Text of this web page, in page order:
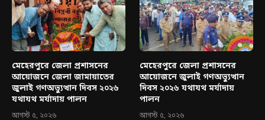
মেহেরপুরে জেলা প্রশাসনের
আয়োজনে জেলা জামায়াতের
জুলাই গণঅভ্যুত্থান দিবস ২০২৬
যথাযথ মর্যাদায় পালন
আগস্ট ৫, ২০২৬
মেহেরপুরে জেলা প্রশাসনের
আয়োজনে জুলাই গণঅভ্যুত্থান
দিবস ২০২৬ যথাযথ মর্যাদায়
পালন
আগস্ট ৫, ২০২৬